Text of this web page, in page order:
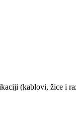
(kablovi, žice i